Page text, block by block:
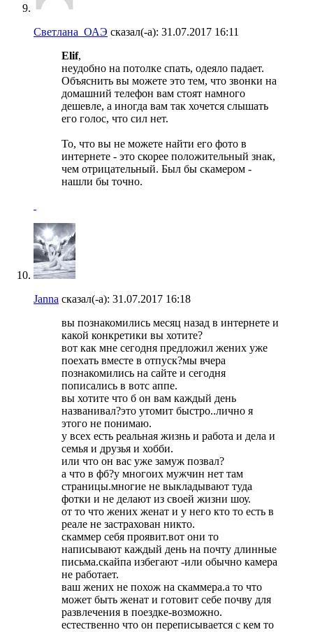
Светлана_ОАЭ сказал(-а): 31.07.2017 16:11
Elif,
неудобно на потолке спать, одеяло падает.
Объяснить вы можете это тем, что звонки на
домашний телефон вам стоят намного
дешевле, а иногда вам так хочется слышать
его голос, что сил нет.
То, что вы не можете найти его фото в
интернете - это скорее положительный знак,
чем отрицательный. Был бы скамером -
нашли бы точно.
Janna сказал(-а): 31.07.2017 16:18
вы познакомились месяц назад в интернете и
какой конкретики вы хотите?
вот как мне сегодня предложил жених уже
поехать вместе в отпуск?мы вчера
познакомились на сайте и сегодня
пописались в вотс аппе.
вы хотите что б он вам каждый день
названивал?это утомит быстро..лично я
этого не понимаю.
у всех есть реальная жизнь и работа и дела и
семья и друзья и хобби.
или что он вас уже замуж позвал?
а что в фб?у многоих мужчин нет там
страницы.многие не выкладывают туда
фотки и не делают из своей жизни шоу.
от то что жених женат и у него кто то есть в
реале не застрахован никто.
скаммер себя проявит.вот они то
написывают каждый день на почту длинные
письма.скайпа избегают -или обычно камера
не работает.
ваш жених не похож на скаммера.а то что
может быть женат и готовит себе почву для
развлечения в поездке-возможно.
естественно что он переписывается с кем то